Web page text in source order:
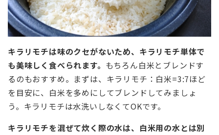
キラリモチは味のクセがないため、キラリモチ単体で
も美味しく食べられます。 もちろん白米とブレンドす
るのもおすすめ。まずは、キラリモチ：白米=3:7ほど
を目安に、白米を多めにしてブレンドしてみましょ
う。キラリモチは水洗いしなくてOKです。
キラリモチを混ぜて炊く際の水は、白米用の水とは別